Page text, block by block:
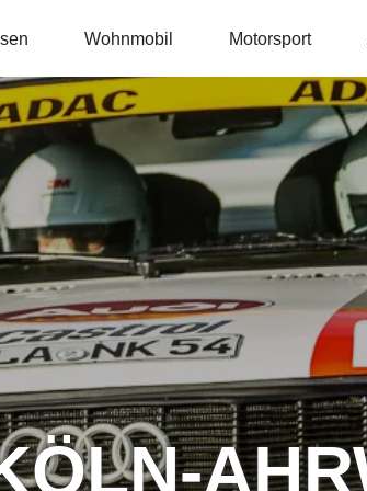
Wohnmobil Motorsport